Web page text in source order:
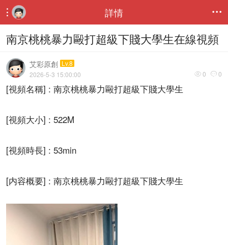
 詳情 
南京桃桃暴力毆打超級下賤大學生在線視頻
艾彩原創 Lv.8
 0  0
2026-5-3 15:00:00
[視頻名稱] : 南京桃桃暴力毆打超級下賤大學生
[視頻大小] : 522M
[視頻時長] : 53min
[内容概要] : 南京桃桃暴力毆打超級下賤大學生